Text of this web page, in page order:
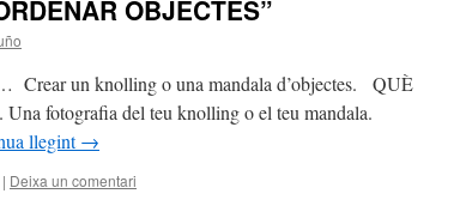
OBJECTES”
un knolling o una mandala d’objectes. QUÈ
fotografia del teu knolling o el teu mandala.
llegint→
| Deixa un comentari